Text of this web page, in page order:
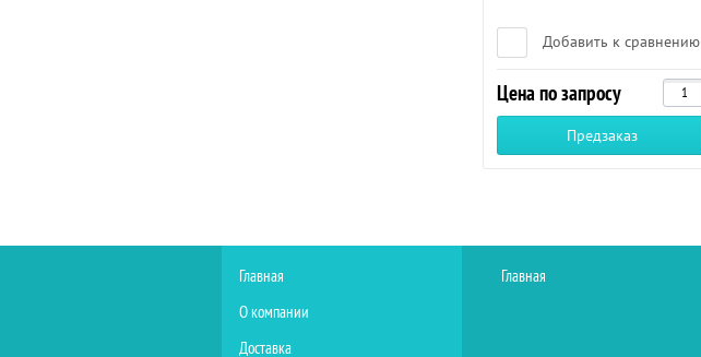
Добавить к сравнению
Цена по запросу
Предзаказ
Главная
О компании
Доставка
Главная